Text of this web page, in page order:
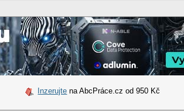
Inzerujte na AbcPráce.cz od 950 Kč